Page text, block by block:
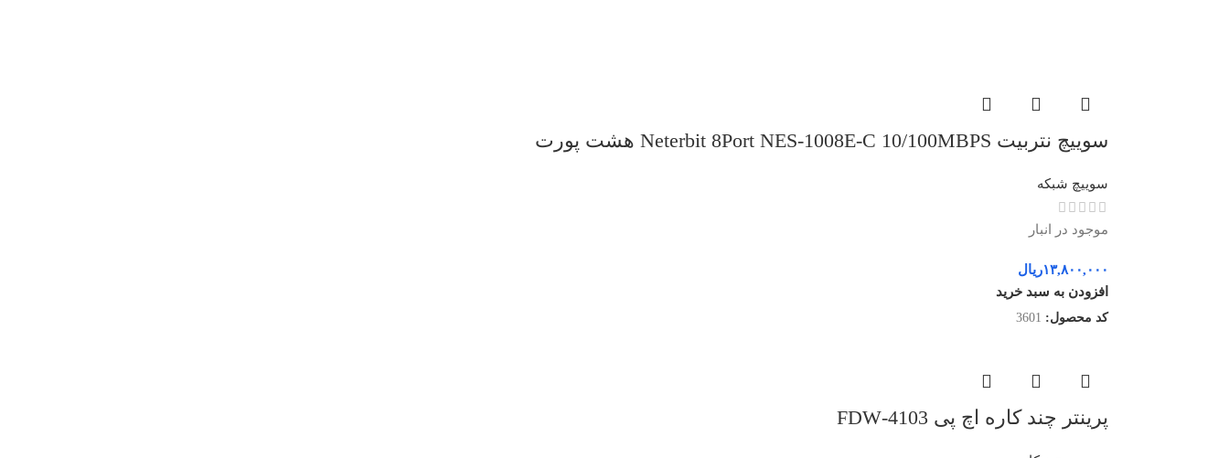
سوییچ نتربیت Neterbit 8Port NES-1008E-C 10/100MBPS هشت پورت
سوییچ شبکه
موجود در انبار
۱۳,۸۰۰,۰۰۰ریال
افزودن به سبد خرید
کد محصول: 3601
پرینتر چند کاره اچ پی 4103-FDW